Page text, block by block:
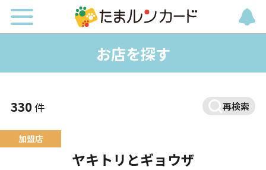
お店を探す
330件 再検索
ヤキトリとギョウザ